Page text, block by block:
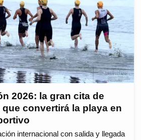
2026: la gran cita de
convertirá la playa en
internacional con salida y llegada